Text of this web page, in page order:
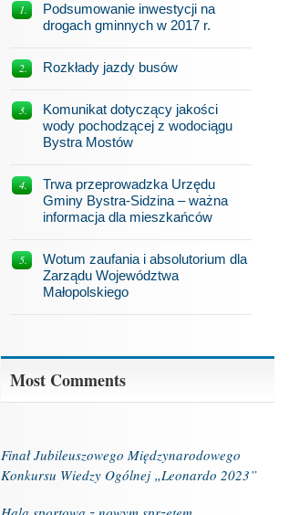
Podsumowanie inwestycji na
drogach gminnych w 2017 r.
Rozkłady jazdy busów
Komunikat dotyczący jakości
wody pochodzącej z wodociągu
Bystra Mostów
Trwa przeprowadzka Urzędu
Gminy Bystra-Sidzina – ważna
informacja dla mieszkańców
Wotum zaufania i absolutorium dla
Zarządu Województwa
Małopolskiego
Most Comments
Finał Jubileuszowego Międzynarodowego
Konkursu Wiedzy Ogólnej „Leonardo 2023”